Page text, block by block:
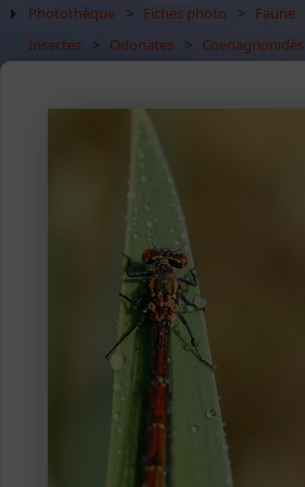
Photothèque > Fiches photo > Faune
Insectes
> Odonates > Coenagrionidés